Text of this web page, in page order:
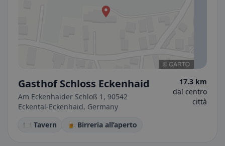
Gasthof Schloss Eckenhaid
Am Eckenhaider Schloß 1, 90542
Eckental-Eckenhaid, Germany
17.3 km
dal centro
città
🍽️ Tavern 🍺 Birreria all’aperto